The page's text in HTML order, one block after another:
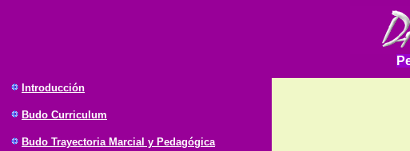
Introducción
Budo Curriculum
Budo Trayectoria Marcial y Pedagógica